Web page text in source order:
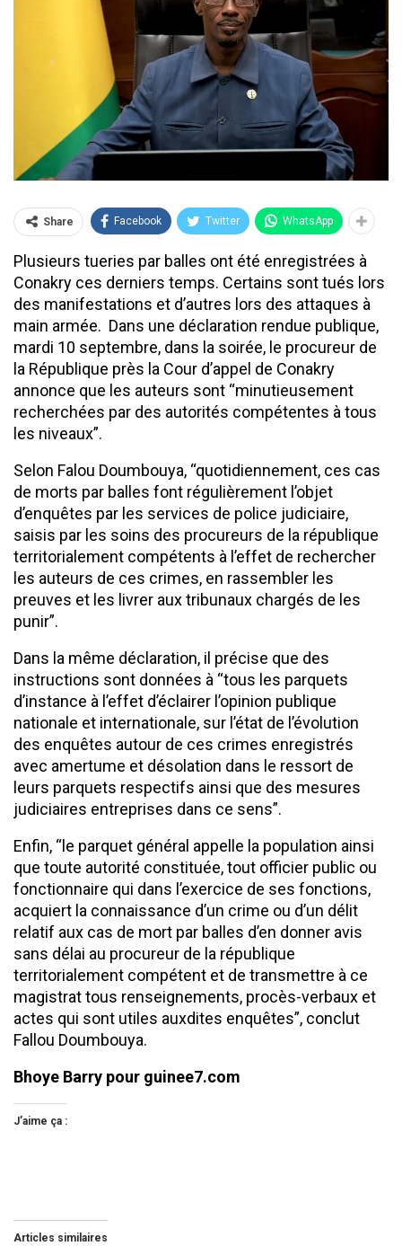
Share Facebook Twitter WhatsApp
Plusieurs tueries par balles ont été enregistrées à
Conakry ces derniers temps. Certains sont tués lors
des manifestations et d’autres lors des attaques à
main armée. Dans une déclaration rendue publique,
mardi 10 septembre, dans la soirée, le procureur de
la République près la Cour d’appel de Conakry
annonce que les auteurs sont “minutieusement
recherchées par des autorités compétentes à tous
les niveaux”.
Selon Falou Doumbouya, “quotidiennement, ces cas
de morts par balles font régulièrement l’objet
d’enquêtes par les services de police judiciaire,
saisis par les soins des procureurs de la république
territorialement compétents à l’effet de rechercher
les auteurs de ces crimes, en rassembler les
preuves et les livrer aux tribunaux chargés de les
punir”.
Dans la même déclaration, il précise que des
instructions sont données à “tous les parquets
d’instance à l’effet d’éclairer l’opinion publique
nationale et internationale, sur l’état de l’évolution
des enquêtes autour de ces crimes enregistrés
avec amertume et désolation dans le ressort de
leurs parquets respectifs ainsi que des mesures
judiciaires entreprises dans ce sens”.
Enfin, “le parquet général appelle la population ainsi
que toute autorité constituée, tout officier public ou
fonctionnaire qui dans l’exercice de ses fonctions,
acquiert la connaissance d’un crime ou d’un délit
relatif aux cas de mort par balles d’en donner avis
sans délai au procureur de la république
territorialement compétent et de transmettre à ce
magistrat tous renseignements, procès-verbaux et
actes qui sont utiles auxdites enquêtes”, conclut
Fallou Doumbouya.
Bhoye Barry pour guinee7.com
J’aime ça :
Articles similaires